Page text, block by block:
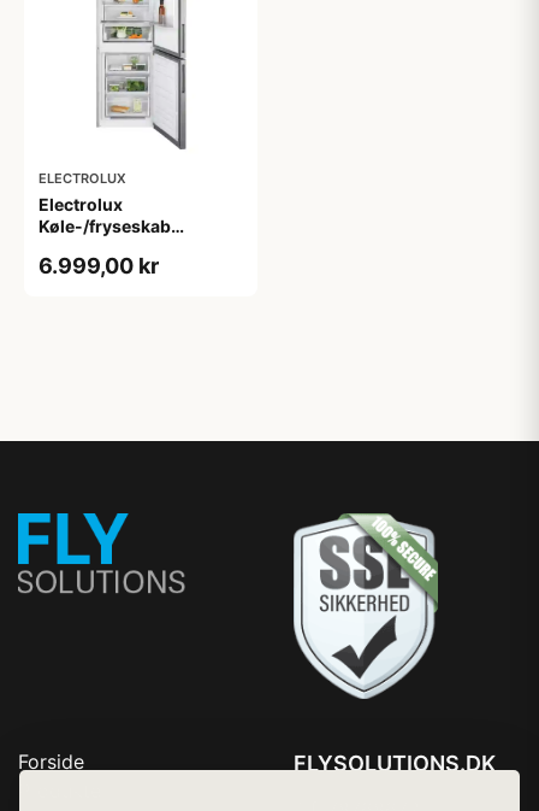
ELECTROLUX
Electrolux
Køle-/fryseskab
garanti
6.999,00 kr
Forside
FLYSOLUTIONS.DK